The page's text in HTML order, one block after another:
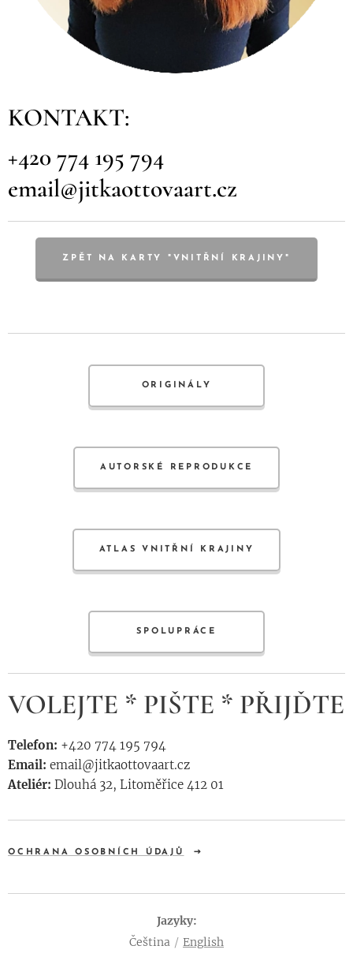
KONTAKT:
+420 774 195 794
email@jitkaottovaart.cz
ZPĚT NA KARTY "VNITŘNÍ KRAJINY"
ORIGINÁLY
AUTORSKÉ REPRODUKCE
ATLAS VNITŘNÍ KRAJINY
SPOLUPRÁCE
VOLEJTE * PIŠTE * PŘIJĎTE
Telefon: +420 774 195 794
Email: email@jitkaottovaart.cz
Ateliér: Dlouhá 32, Litoměřice 412 01
OCHRANA OSOBNÍCH ÚDAJŮ
Jazyky
Čeština
English